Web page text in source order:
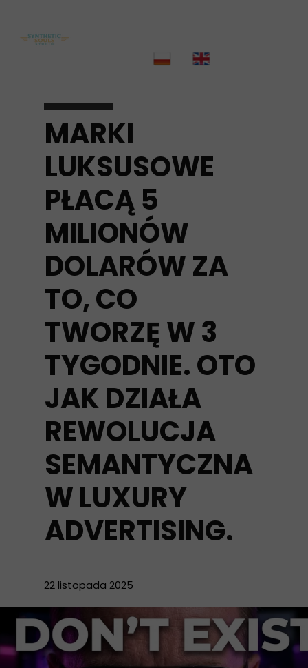
MARKI
LUKSUSOWE
PŁACĄ 5
MILIONÓW
DOLARÓW ZA
TO, CO
TWORZĘ W 3
TYGODNIE. OTO
JAK DZIAŁA
REWOLUCJA
SEMANTYCZNA
W LUXURY
ADVERTISING.
22 listopada 2025